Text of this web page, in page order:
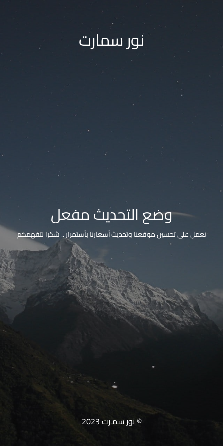
نور سمارت
وضع التحديث مفعل
نعمل على تحسين موقعنا وتحديث أسعارنا بأستمرار .. شكرا لتفهمكم
© نور سمارت 2023